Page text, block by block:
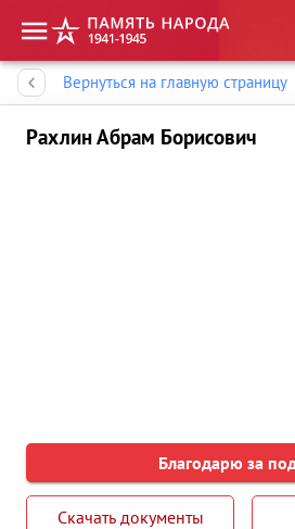
Вернуться на главную страницу
Рахлин Абрам Борисович
Благодарю за
Скачать документы
Память народа